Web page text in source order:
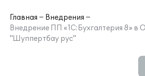
Главная
Внедрения
Внедрение ПП «1С:Бухгалтерия 8» в
"Шуппертбау рус"